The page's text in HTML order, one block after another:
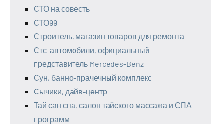
СТО на совесть
СТО99
Строитель, магазин товаров для ремонта
Стс-автомобили, официальный
представитель Mercedes-Benz
Сун, банно-прачечный комплекс
Сычики, дайв-центр
Тай сан спа, салон тайского массажа и СПА-
программ